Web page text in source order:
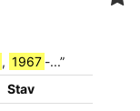
, 1967 -...”
Stav